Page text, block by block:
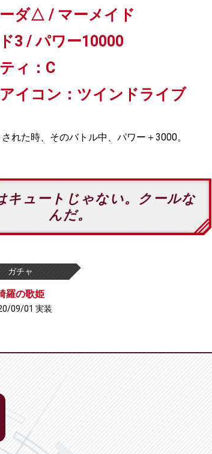
ダ△ / マーメイド
3 / パワー10000
ィ：C
イコン：ツインドライブ
された時、そのバトル中、パワー＋3000。
キュートじゃない。クールな
んだ。
ガチャ
羅の歌姫
09/01 実装